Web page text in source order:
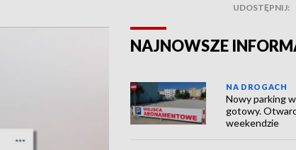
UDOSTĘPNIJ:
NAJNOWSZE
NA DROGACH
Nowy parking
gotowy.
weekendzie